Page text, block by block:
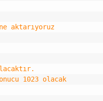
aktarıyoruz
1023 olacak